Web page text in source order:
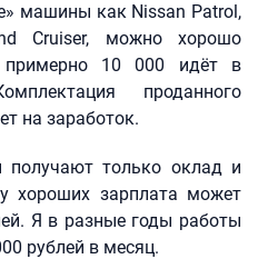
машины как Nissan Patrol,
Cruiser, можно хорошо
10 000 идёт в
проданного
на заработок.
получают только оклад и
хороших зарплата может
Я в разные годы работы
рублей в месяц.